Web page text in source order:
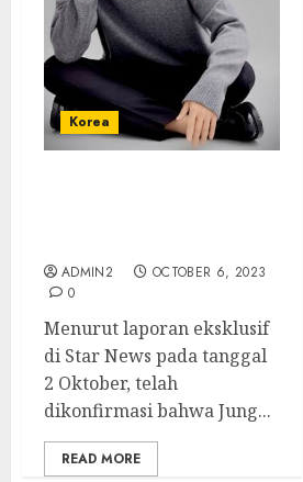
Korea
ADMIN2
OCTOBER 6, 2023
0
Menurut laporan eksklusif
di Star News pada tanggal
2 Oktober, telah
dikonfirmasi bahwa Jung...
READ MORE